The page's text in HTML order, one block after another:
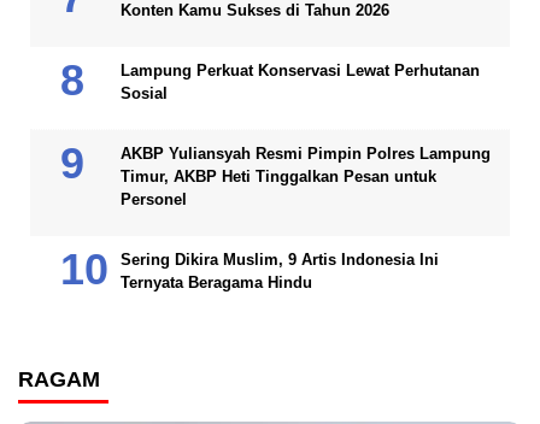
Konten Kamu Sukses di Tahun 2026
Lampung Perkuat Konservasi Lewat Perhutanan
Sosial
AKBP Yuliansyah Resmi Pimpin Polres Lampung
Timur, AKBP Heti Tinggalkan Pesan untuk
Personel
Sering Dikira Muslim, 9 Artis Indonesia Ini
Ternyata Beragama Hindu
RAGAM